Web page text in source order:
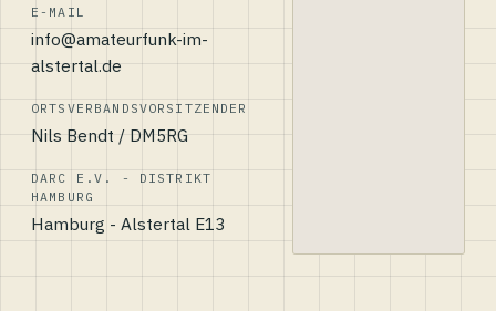
E-MAIL
info@amateurfunk-im-
alstertal.de
ORTSVERBANDSVORSITZENDER
Nils Bendt / DM5RG
DARC E.V. - DISTRIKT
HAMBURG
Hamburg - Alstertal E13